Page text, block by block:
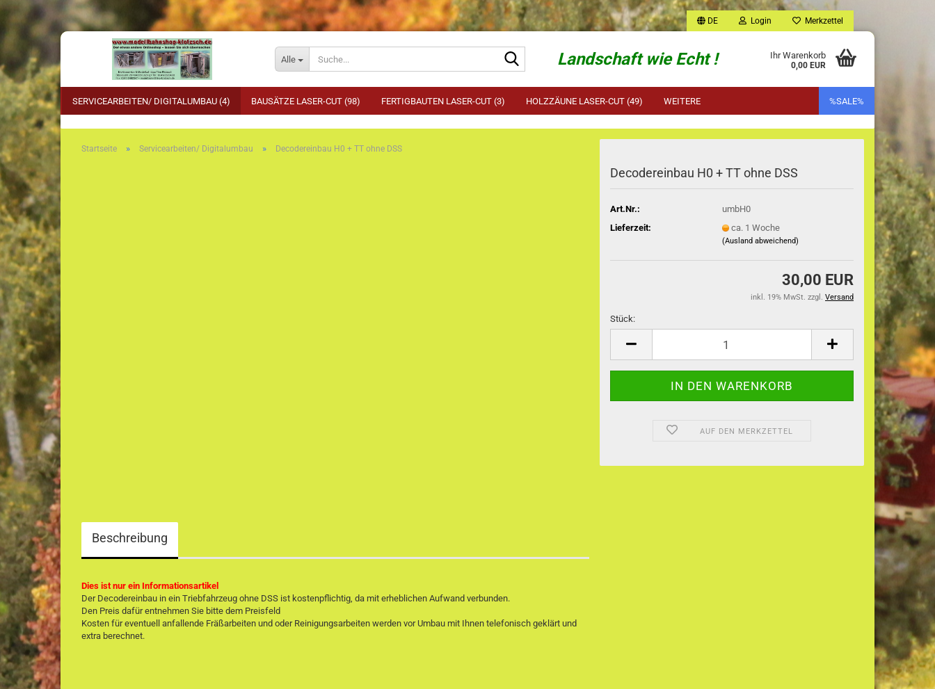
DE Login Merkzettel
Alle Landschaft wie Echt ! Ihr Warenkorb
0,00 EUR
SERVICEARBEITEN/ DIGITALUMBAU (4) BAUSÄTZE LASER-CUT (98) FERTIGBAUTEN LASER-CUT (3) HOLZZÄUNE LASER-CUT (49) %SALE%
WEITERE
Startseite » Servicearbeiten/ Digitalumbau » Decodereinbau H0 + TT ohne DSS
Decodereinbau H0 + TT ohne DSS
Art.Nr.:
umbH0
Lieferzeit:
ca. 1 Woche
(Ausland abweichend)
30,00 EUR
inkl. 19% MwSt. zzgl. Versand
Stück:
Stück
AUF DEN MERKZETTEL
Beschreibung
Dies ist nur ein Informationsartikel
Der Decodereinbau in ein Triebfahrzeug ohne DSS ist kostenpflichtig, da mit erheblichen Aufwand verbunden.
Den Preis dafür entnehmen Sie bitte dem Preisfeld
Kosten für eventuell anfallende Fräßarbeiten und oder Reinigungsarbeiten werden vor Umbau mit Ihnen telefonisch geklärt und
extra berechnet.